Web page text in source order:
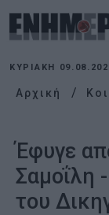
ΚΥΡΙΑΚΉ
Αρχική
Έφυγε
Σαμοΐλη
του